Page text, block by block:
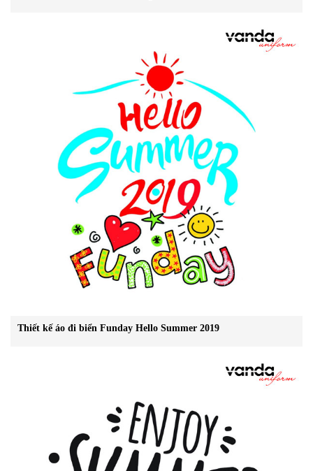
Thiết kế áo đi biển Funday Hello Summer 2019